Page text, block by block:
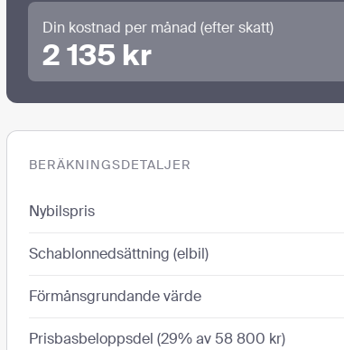
Din kostnad per månad (efter skatt)
2 135 kr
BERÄKNINGSDETALJER
Nybilspris
Schablonnedsättning (elbil)
Förmånsgrundande värde
Prisbasbeloppsdel (29% av 58 800 kr)